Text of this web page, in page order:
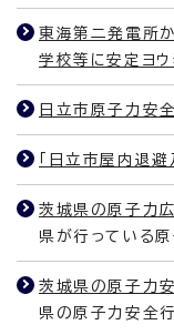
東海第二発電所
学校等に安定ヨウ
日立市原子力安
「日立市屋内退
茨城県の原子力広
県が行っている
茨城県の原子力安
県の原子力安全